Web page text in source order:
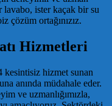
lavabo, ister kaçak bir su
çözüm ortağınızız.
Hizmetleri
hizmet sunan
anında müdahale eder.
ve uzmanlığımızla,